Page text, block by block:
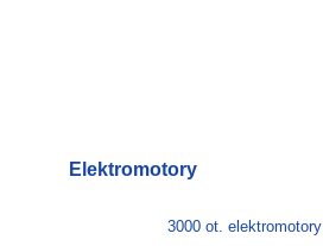
Elektromotory
3000 ot. elektromotory